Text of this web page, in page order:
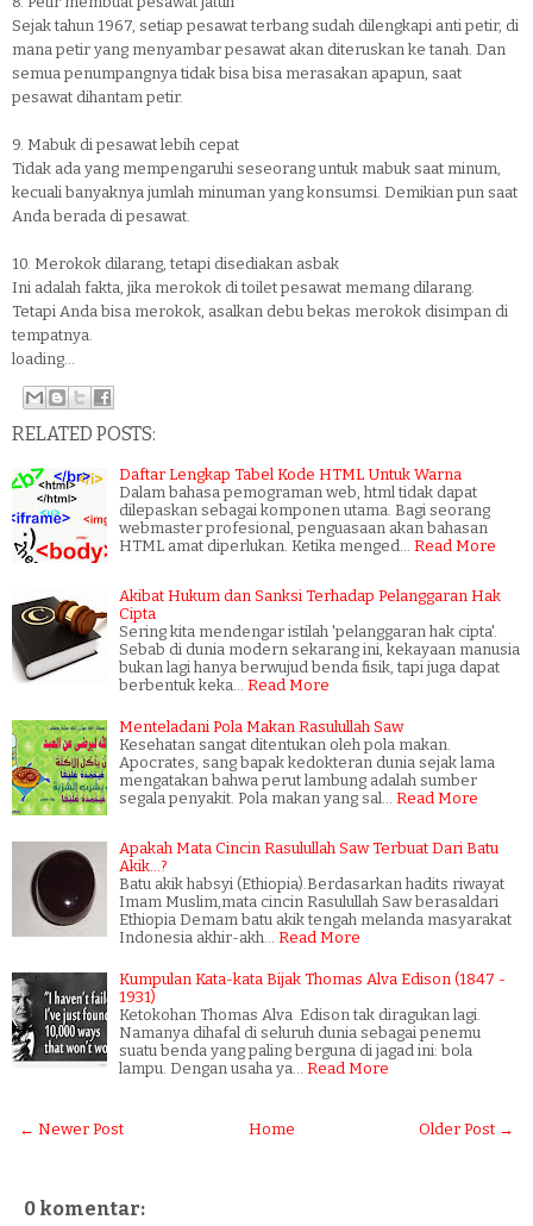
Sejak tahun 1967, setiap pesawat terbang sudah dilengkapi anti petir, di
mana petir yang menyambar pesawat akan diteruskan ke tanah. Dan
semua penumpangnya tidak bisa bisa merasakan apapun, saat
pesawat dihantam petir.
9. Mabuk di pesawat lebih cepat
Tidak ada yang mempengaruhi seseorang untuk mabuk saat minum,
kecuali banyaknya jumlah minuman yang konsumsi. Demikian pun saat
Anda berada di pesawat.
10. Merokok dilarang, tetapi disediakan asbak
Ini adalah fakta, jika merokok di toilet pesawat memang dilarang.
Tetapi Anda bisa merokok, asalkan debu bekas merokok disimpan di
tempatnya.
loading...
RELATED POSTS:
Daftar Lengkap Tabel Kode HTML Untuk Warna
Dalam bahasa pemograman web, html tidak dapat
dilepaskan sebagai komponen utama. Bagi seorang
webmaster profesional, penguasaan akan bahasan
HTML amat diperlukan. Ketika menged…
Read More
Akibat Hukum dan Sanksi Terhadap Pelanggaran Hak
Cipta
Sering kita mendengar istilah 'pelanggaran hak cipta'.
Sebab di dunia modern sekarang ini, kekayaan manusia
bukan lagi hanya berwujud benda fisik, tapi juga dapat
berbentuk keka…
Read More
Menteladani Pola Makan Rasulullah Saw
Kesehatan sangat ditentukan oleh pola makan.
Apocrates, sang bapak kedokteran dunia sejak lama
mengatakan bahwa perut lambung adalah sumber
segala penyakit. Pola makan yang sal…
Read More
Apakah Mata Cincin Rasulullah Saw Terbuat Dari Batu
Akik...?
Batu akik habsyi (Ethiopia).Berdasarkan hadits riwayat
Imam Muslim,mata cincin Rasulullah Saw berasaldari
Ethiopia Demam batu akik tengah melanda masyarakat
Indonesia akhir-akh…
Read More
Kumpulan Kata-kata Bijak Thomas Alva Edison (1847 -
1931)
Ketokohan Thomas Alva Edison tak diragukan lagi.
Namanya dihafal di seluruh dunia sebagai penemu
suatu benda yang paling berguna di jagad ini: bola
lampu. Dengan usaha ya…
Read More
← Newer Post Older Post →
Home
0 komentar: